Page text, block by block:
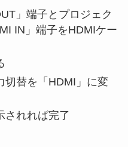
」端子とプロジェク
IN」端子をHDMIケー
切替を「HDMI」に変
されれば完了